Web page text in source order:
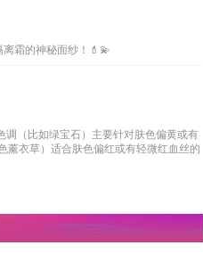
霜的神秘面纱！💄💫
（比如绿宝石）主要针对肤色偏黄或有
薰衣草）适合肤色偏红或有轻微红血丝的